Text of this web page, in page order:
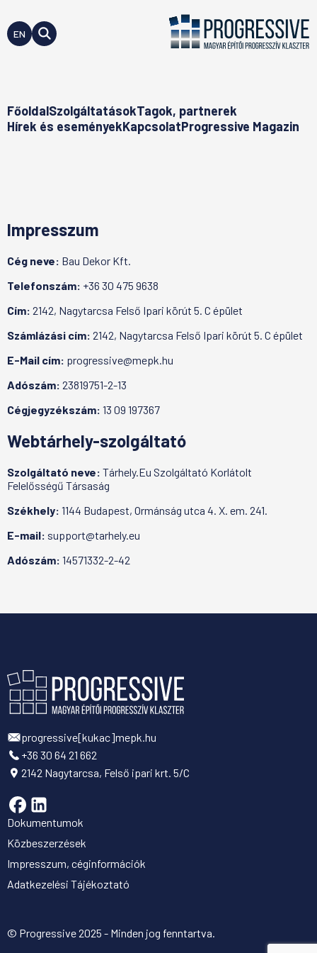
EN
FőoldalSzolgáltatásokTagok, partnerek
Hírek és eseményekKapcsolatProgressive Magazin
Impresszum
Cég neve: Bau Dekor Kft.
Telefonszám: +36 30 475 9638
Cím: 2142, Nagytarcsa Felső Ipari körút 5. C épület
Számlázási cím: 2142, Nagytarcsa Felső Ipari körút 5. C épület
E-Mail cím: progressive@mepk.hu
Adószám: 23819751-2-13
Cégjegyzékszám: 13 09 197367
Webtárhely-szolgáltató
Szolgáltató neve: Tárhely.Eu Szolgáltató Korlátolt
Felelősségű Társaság
Székhely: 1144 Budapest, Ormánság utca 4. X. em. 241.
E-mail: support@tarhely.eu
Adószám: 14571332-2-42
progressive[kukac]mepk.hu
+36 30 64 21 662
2142 Nagytarcsa, Felső ipari krt. 5/C
Dokumentumok
Közbeszerzések
Impresszum, céginformációk
Adatkezelési Tájékoztató
© Progressive 2025 - Minden jog fenntartva.